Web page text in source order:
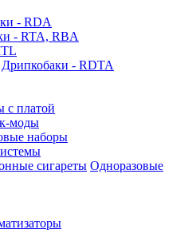
- RDA
- RTA, RBA
Дрипкобаки - RDTA
с платой
моды
наборы
Одноразовые